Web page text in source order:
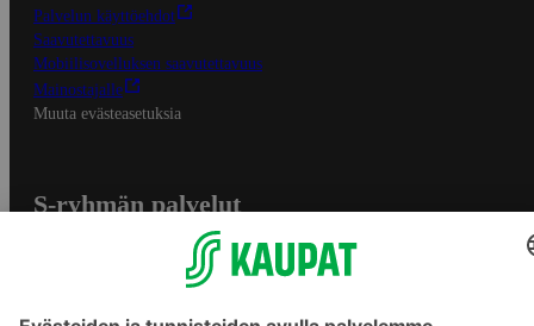
Palvelun käyttöehdot
Saavutettavuus
Mobiilisovelluksen saavutettavuus
Mainostajalle
Muuta evästeasetuksia
S-ryhmän palvelut